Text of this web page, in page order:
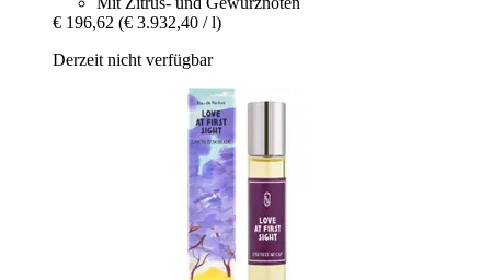
€ 196,62 (€ 3.932,40 / l)
Derzeit nicht verfügbar